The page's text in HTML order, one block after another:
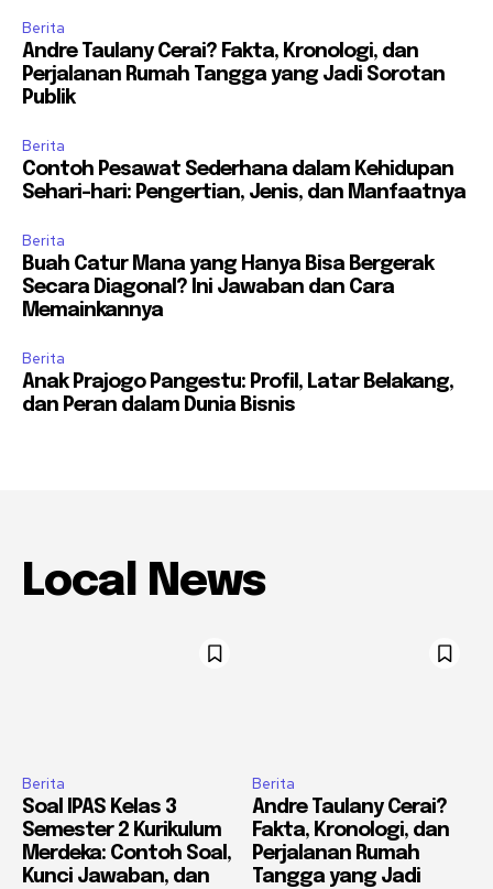
Berita
Andre Taulany Cerai? Fakta, Kronologi, dan
Perjalanan Rumah Tangga yang Jadi Sorotan
Publik
Berita
Contoh Pesawat Sederhana dalam Kehidupan
Sehari-hari: Pengertian, Jenis, dan Manfaatnya
Berita
Buah Catur Mana yang Hanya Bisa Bergerak
Secara Diagonal? Ini Jawaban dan Cara
Memainkannya
Berita
Anak Prajogo Pangestu: Profil, Latar Belakang,
dan Peran dalam Dunia Bisnis
Local News
Berita
Soal IPAS Kelas 3
Semester 2 Kurikulum
Merdeka: Contoh Soal,
Kunci Jawaban, dan
Berita
Andre Taulany Cerai?
Fakta, Kronologi, dan
Perjalanan Rumah
Tangga yang Jadi